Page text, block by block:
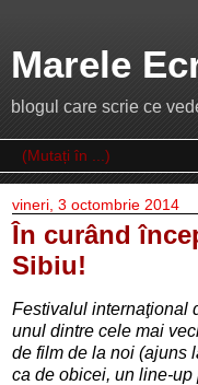
Marele
blogul care scrie ce
vineri, 3 octombrie 2014
În curând
Sibiu!
Festivalul internaţional
unul dintre cele mai
de film de la noi (ajuns
ca de obicei, un line-